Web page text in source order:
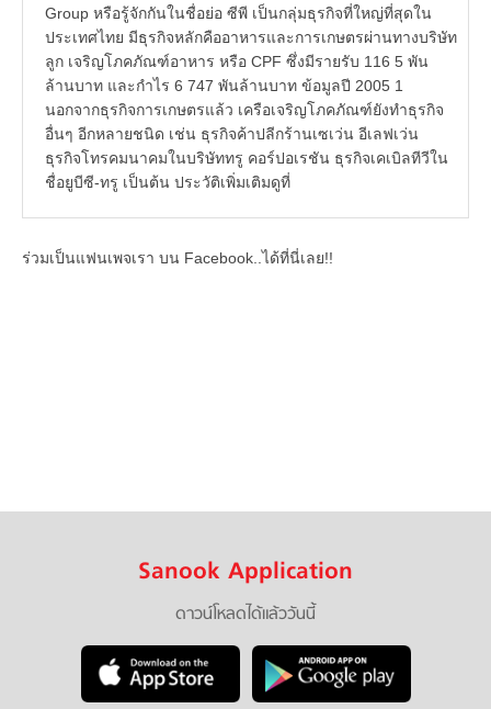
Group หรือรู้จักกันในชื่อย่อ ซีพี เป็นกลุ่มธุรกิจที่ใหญ่ที่สุดใน
ประเทศไทย มีธุรกิจหลักคืออาหารและการเกษตรผ่านทางบริษัท
ลูก เจริญโภคภัณฑ์อาหาร หรือ CPF ซึ่งมีรายรับ 116 5 พัน
ล้านบาท และกำไร 6 747 พันล้านบาท ข้อมูลปี 2005 1
นอกจากธุรกิจการเกษตรแล้ว เครือเจริญโภคภัณฑ์ยังทำธุรกิจ
อื่นๆ อีกหลายชนิด เช่น ธุรกิจค้าปลีกร้านเซเว่น อีเลฟเว่น
ธุรกิจโทรคมนาคมในบริษัททรู คอร์ปอเรชัน ธุรกิจเคเบิลทีวีใน
ชื่อยูบีซี-ทรู เป็นต้น ประวัติเพิ่มเติมดูที่
ร่วมเป็นแฟนเพจเรา บน Facebook..ได้ที่นี่เลย!!
Sanook Application
ดาวน์โหลดได้แล้ววันนี้